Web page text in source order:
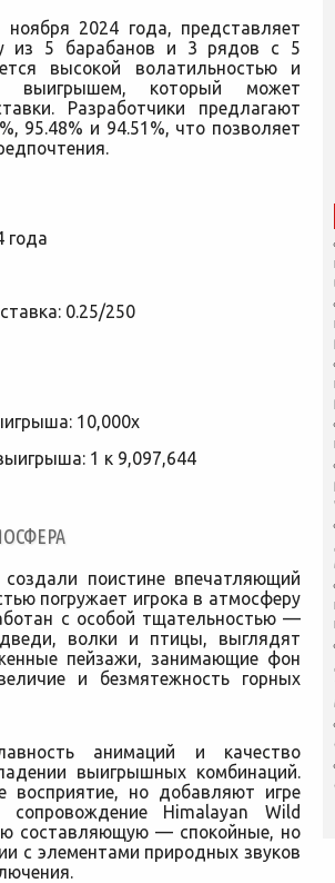
2024 года, представляет
из 5 барабанов и 3 рядов с 5
высокой волатильностью и
выигрышем, который может
Разработчики предлагают
95.48% и 94.51%, что позволяет
года
0.25/250
10,000x
1 к 9,097,644
поистине впечатляющий
погружает игрока в атмосферу
с особой тщательностью —
волки и птицы, выглядят
пейзажи, занимающие фон
и безмятежность горных
анимаций и качество
выигрышных комбинаций.
восприятие, но добавляют игре
Himalayan Wild
составляющую — спокойные, но
с элементами природных звуков